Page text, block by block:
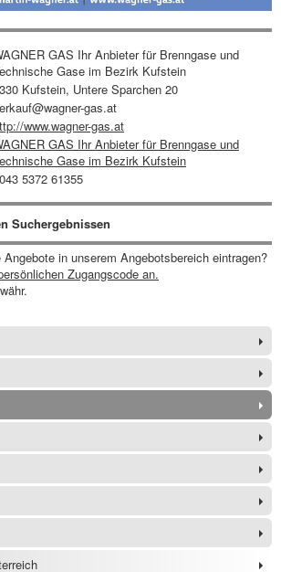
GAS Ihr Anbieter für Brenngase und
Gase im Bezirk Kufstein
Kufstein, Untere Sparchen 20
gas.at
www.wagner-gas.at
GAS Ihr Anbieter für Brenngase und
Gase im Bezirk Kufstein
5372 61355
Suchergebnissen
in unserem Angebotsbereich eintragen?
Zugangscode an.